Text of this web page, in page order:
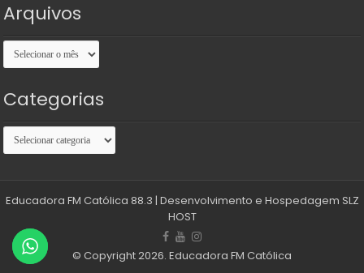
Arquivos
Arquivos
Categorias
Categorias
Educadora FM Católica 88.3 | Desenvolvimento e Hospedagem SLZ
HOST
© Copyright 2026. Educadora FM Católica